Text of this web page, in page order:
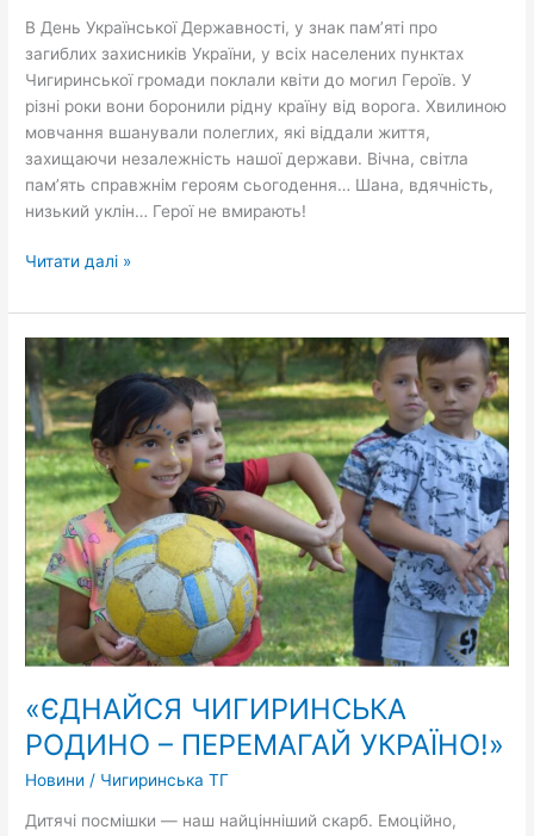
В День Української Державності, у знак пам’яті про
загиблих захисників України, у всіх населених пунктах
Чигиринської громади поклали квіти до могил Героїв. У
різні роки вони боронили рідну країну від ворога. Хвилиною
мовчання вшанували полеглих, які віддали життя,
захищаючи незалежність нашої держави. Вічна, світла
пам’ять справжнім героям сьогодення… Шана, вдячність,
низький уклін… Герої не вмирають!
Читати далі »
«ЄДНАЙСЯ ЧИГИРИНСЬКА
РОДИНО – ПЕРЕМАГАЙ УКРАЇНО!»
Новини / Чигиринська ТГ
Дитячі посмішки — наш найцінніший скарб. Емоційно,
«ЄДНАЙСЯ
ЧИГИРИНСЬКА
РОДИНО
–
ПЕРЕМАГАЙ
УКРАЇНО!»